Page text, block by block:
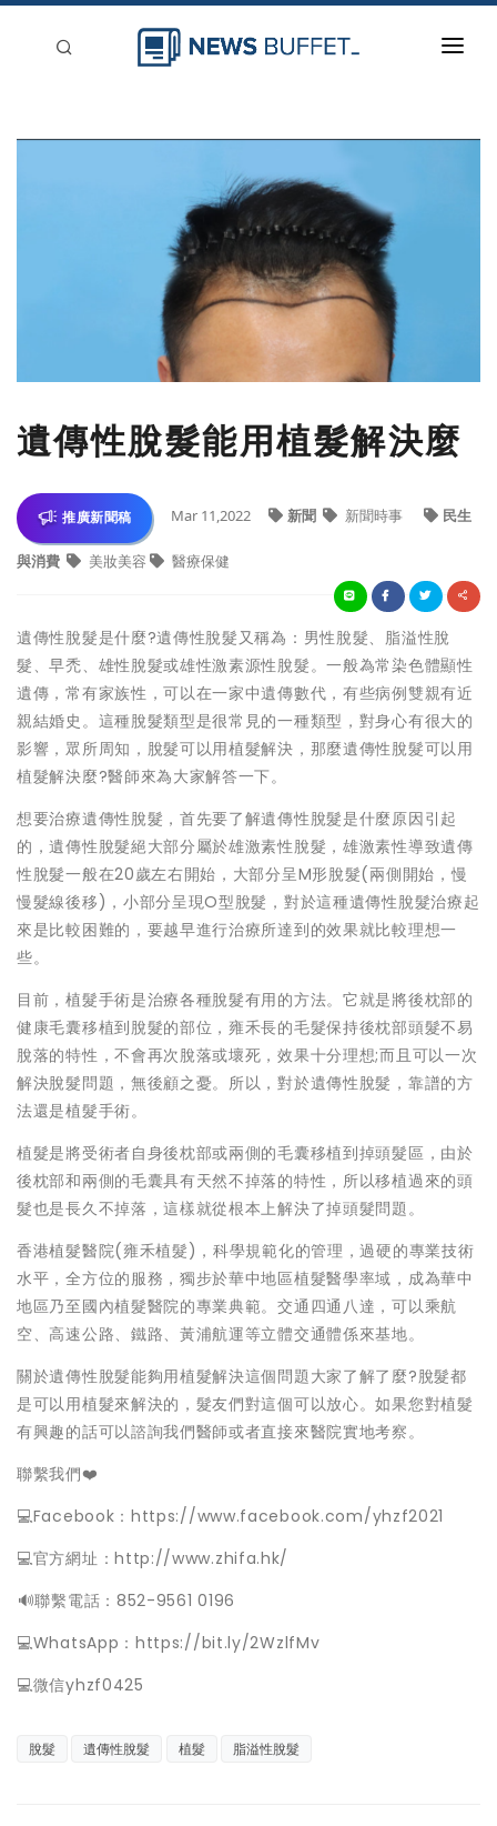
遺傳性脫髮能用植髮解決麼
推廣新聞稿 Mar 11,2022 新聞 新聞時事 民生
與消費 美妝美容 醫療保健
遺傳性脫髮是什麼?遺傳性脫髮又稱為：男性脫髮、脂溢性脫
髮、早禿、雄性脫髮或雄性激素源性脫髮。一般為常染色體顯性
遺傳，常有家族性，可以在一家中遺傳數代，有些病例雙親有近
親結婚史。這種脫髮類型是很常見的一種類型，對身心有很大的
影響，眾所周知，脫髮可以用植髮解決，那麼遺傳性脫髮可以用
植髮解決麼?醫師來為大家解答一下。
想要治療遺傳性脫髮，首先要了解遺傳性脫髮是什麼原因引起
的，遺傳性脫髮絕大部分屬於雄激素性脫髮，雄激素性導致遺傳
性脫髮一般在20歲左右開始，大部分呈M形脫髮(兩側開始，慢
慢髮線後移)，小部分呈現O型脫髮，對於這種遺傳性脫髮治療起
來是比較困難的，要越早進行治療所達到的效果就比較理想一
些。
目前，植髮手術是治療各種脫髮有用的方法。它就是將後枕部的
健康毛囊移植到脫髮的部位，雍禾長的毛髮保持後枕部頭髮不易
脫落的特性，不會再次脫落或壞死，效果十分理想;而且可以一次
解決脫髮問題，無後顧之憂。所以，對於遺傳性脫髮，靠譜的方
法還是植髮手術。
植髮是將受術者自身後枕部或兩側的毛囊移植到掉頭髮區，由於
後枕部和兩側的毛囊具有天然不掉落的特性，所以移植過來的頭
髮也是長久不掉落，這樣就從根本上解決了掉頭髮問題。
香港植髮醫院(雍禾植髮)，科學規範化的管理，過硬的專業技術
水平，全方位的服務，獨步於華中地區植髮醫學率域，成為華中
地區乃至國內植髮醫院的專業典範。交通四通八達，可以乘航
空、高速公路、鐵路、黃浦航運等立體交通體係來基地。
關於遺傳性脫髮能夠用植髮解決這個問題大家了解了麼?脫髮都
是可以用植髮來解決的，髮友們對這個可以放心。如果您對植髮
有興趣的話可以諮詢我們醫師或者直接來醫院實地考察。
聯繫我們❤️
💻Facebook：https://www.facebook.com/yhzf2021
💻官方網址：http://www.zhifa.hk/
️🔊聯繫電話：852-9561 0196
💻WhatsApp：https://bit.ly/2WzlfMv
💻微信yhzf0425
脫髮 遺傳性脫髮 植髮 脂溢性脫髮